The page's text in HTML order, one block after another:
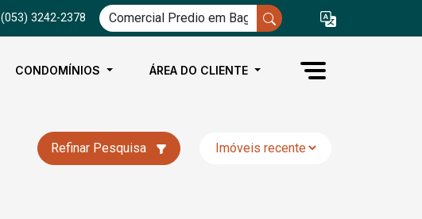
(053) 3242-2378
CONDOMÍNIOS ÁREA DO CLIENTE
Refinar Pesquisa